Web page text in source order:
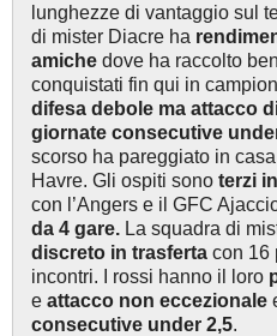
lunghezze di vantaggio sul
di mister Diacre ha
amiche dove ha raccolto
conquistati fin qui in
difesa debole ma attacco
giornate consecutive
scorso ha pareggiato in
Havre. Gli ospiti sono terzi
con l’Angers e il GFC
da 4 gare. La squadra di
discreto in trasferta con 16
incontri. I rossi hanno il loro
e attacco non eccezionale
consecutive under 2,5.